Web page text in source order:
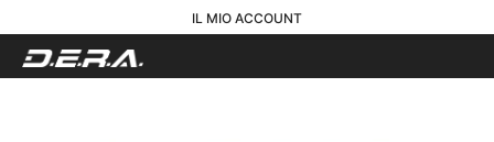
IL MIO ACCOUNT